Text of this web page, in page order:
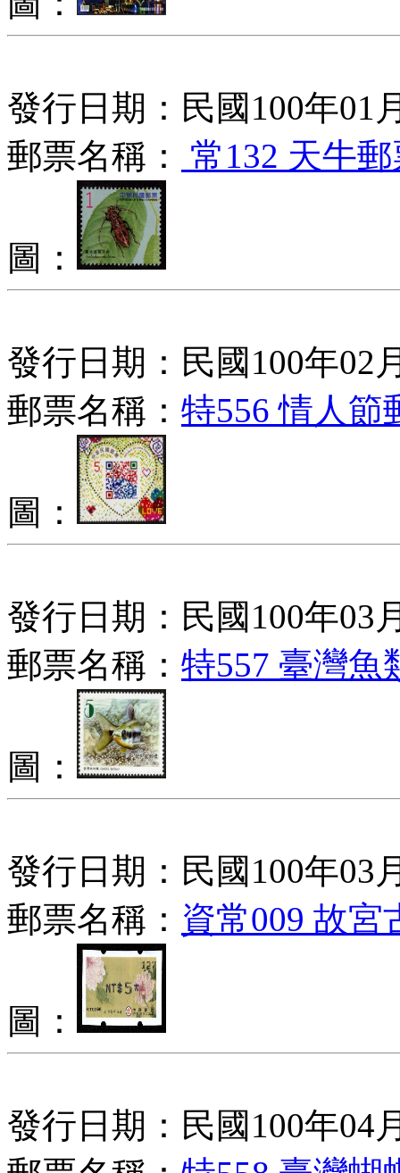
發行日期：民國100年01
郵票名稱：
常132 天牛
圖：
發行日期：民國100年02
郵票名稱： 特556 情人節
圖：
發行日期：民國100年03
郵票名稱： 特557 臺灣魚
圖：
發行日期：民國100年03
郵票名稱： 資常009 故
圖：
發行日期：民國100年04